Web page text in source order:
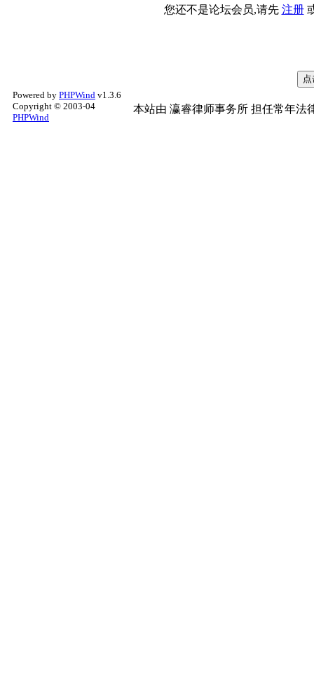
您还不是论坛会员,请先 注册
Powered by PHPWind v1.3.6
Copyright © 2003-04
PHPWind
本站由 瀛睿律师事务所 担任常年法